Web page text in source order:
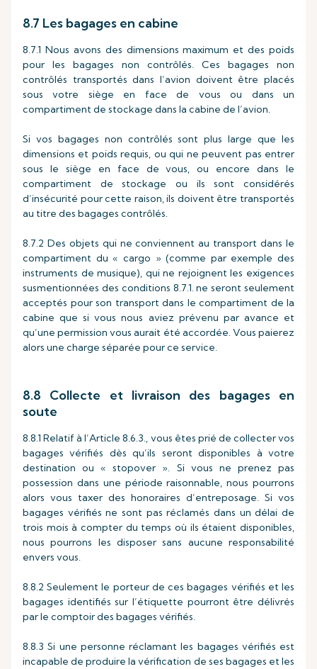
8.7 Les bagages en cabine
8.7.1 Nous avons des dimensions maximum et des poids
pour les bagages non contrôlés. Ces bagages non
contrôlés transportés dans l’avion doivent être placés
sous votre siège en face de vous ou dans un
compartiment de stockage dans la cabine de l’avion.
Si vos bagages non contrôlés sont plus large que les
dimensions et poids requis, ou qui ne peuvent pas entrer
sous le siège en face de vous, ou encore dans le
compartiment de stockage ou ils sont considérés
d’insécurité pour cette raison, ils doivent être transportés
au titre des bagages contrôlés.
8.7.2 Des objets qui ne conviennent au transport dans le
compartiment du « cargo » (comme par exemple des
instruments de musique), qui ne rejoignent les exigences
susmentionnées des conditions 8.7.1. ne seront seulement
acceptés pour son transport dans le compartiment de la
cabine que si vous nous aviez prévenu par avance et
qu’une permission vous aurait été accordée. Vous paierez
alors une charge séparée pour ce service.
8.8 Collecte et livraison des bagages en
soute
8.8.1 Relatif à l’Article 8.6.3., vous êtes prié de collecter vos
bagages vérifiés dès qu’ils seront disponibles à votre
destination ou « stopover ». Si vous ne prenez pas
possession dans une période raisonnable, nous pourrons
alors vous taxer des honoraires d’entreposage. Si vos
bagages vérifiés ne sont pas réclamés dans un délai de
trois mois à compter du temps où ils étaient disponibles,
nous pourrons les disposer sans aucune responsabilité
envers vous.
8.8.2 Seulement le porteur de ces bagages vérifiés et les
bagages identifiés sur l’étiquette pourront être délivrés
par le comptoir des bagages vérifiés.
8.8.3 Si une personne réclamant les bagages vérifiés est
incapable de produire la vérification de ses bagages et les